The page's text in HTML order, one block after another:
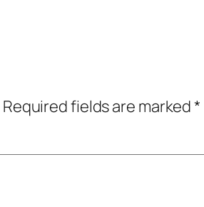
Required fields are marked*